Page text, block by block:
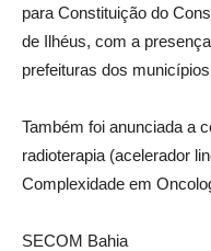
para Constituição do
de Ilhéus, com a
prefeituras dos
Também foi anunciada a
radioterapia (acelerador
Complexidade em
SECOM Bahia